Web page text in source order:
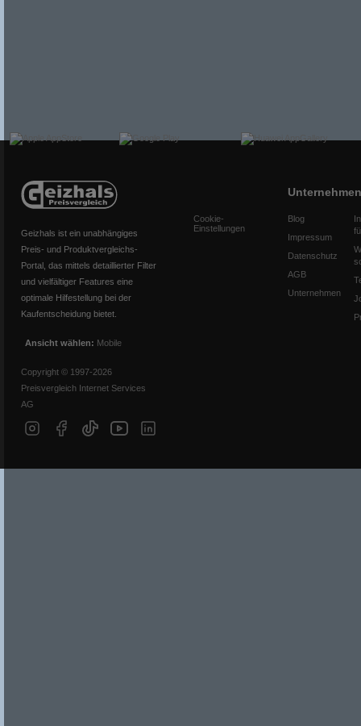
Geizhals ist ein unabhängiges
Preis- und Produktvergleichs-
Portal, das mittels detaillierter Filter
und vielfältiger Features eine
optimale Hilfestellung bei der
Kaufentscheidung bietet.
Ansicht wählen: Mobile
Copyright © 1997-2026
Preisvergleich Internet Services
AG
Cookie-
Einstellungen
Unternehmen
Blog
Impressum
Datenschutz
AGB
Unternehmen